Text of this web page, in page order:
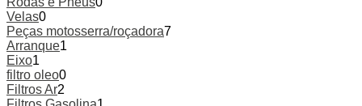
Velas0
Peças motosserra/roçadora7
Arranque1
Eixo1
filtro oleo0
Filtros Ar2